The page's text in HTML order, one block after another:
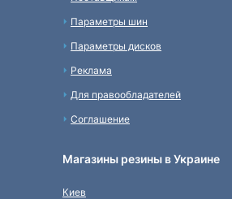
Параметры шин
Параметры дисков
Реклама
Для правообладателей
Соглашение
Магазины резины в Украине
Киев